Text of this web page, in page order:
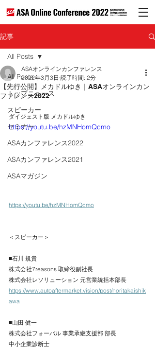
記事
All Posts
トップニュース
スピーカー
セミナー
ASAカンファレンス2022
ASAカンファレンス2021
ASAマガジン
All Posts
【先行公開】メカドルゆき｜ASAオンラインカン
ファレンス2022
ASAオンラインカンファレンス
2022年3月3日 読了時間: 2分
ダイジェスト版 メカドルゆき
https://youtu.be/hzMNHomQcmo
https://youtu.be/hzMNHomQcmo
＜スピーカー＞
■石川 規貴
株式会社7reasons 取締役副社長
株式会社レソリューション 元営業統括本部長
https://www.autoaftermarket.vision/post/noritakaishik
awa
■山田 健一
株式会社フォーバル 事業承継支援部 部長
中小企業診断士